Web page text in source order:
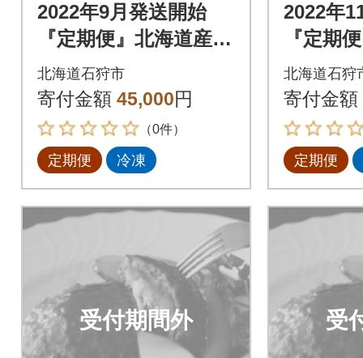
2022年9月発送開始
『定期便』北海道産と
ろけるチーズin道産牛
ハンバーグ120g×12個
全3回
北海道石狩市
寄付金額 45,000円
（0件）
定期便 冷凍
2022年
『定期
ろける
ハンバ
全3回
北海道石狩
寄付金額
定期便
受付期間外 受